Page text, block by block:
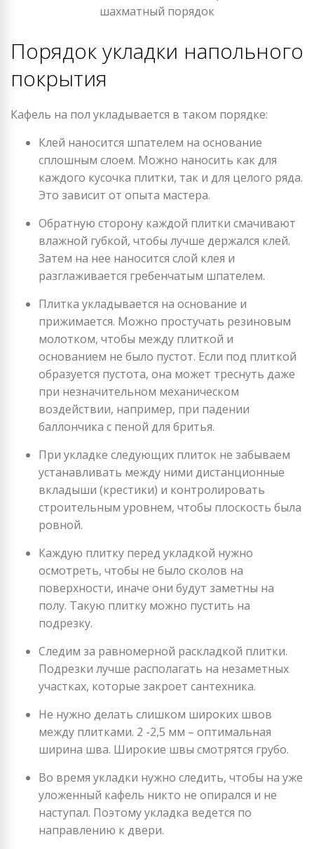
шахматный порядок
Порядок укладки напольного
покрытия
Кафель на пол укладывается в таком порядке:
Клей наносится шпателем на основание
сплошным слоем. Можно наносить как для
каждого кусочка плитки, так и для целого ряда.
Это зависит от опыта мастера.
Обратную сторону каждой плитки смачивают
влажной губкой, чтобы лучше держался клей.
Затем на нее наносится слой клея и
разглаживается гребенчатым шпателем.
Плитка укладывается на основание и
прижимается. Можно простучать резиновым
молотком, чтобы между плиткой и
основанием не было пустот. Если под плиткой
образуется пустота, она может треснуть даже
при незначительном механическом
воздействии, например, при падении
баллончика с пеной для бритья.
При укладке следующих плиток не забываем
устанавливать между ними дистанционные
вкладыши (крестики) и контролировать
строительным уровнем, чтобы плоскость была
ровной.
Каждую плитку перед укладкой нужно
осмотреть, чтобы не было сколов на
поверхности, иначе они будут заметны на
полу. Такую плитку можно пустить на
подрезку.
Следим за равномерной раскладкой плитки.
Подрезки лучше располагать на незаметных
участках, которые закроет сантехника.
Не нужно делать слишком широких швов
между плитками. 2 -2,5 мм – оптимальная
ширина шва. Широкие швы смотрятся грубо.
Во время укладки нужно следить, чтобы на уже
уложенный кафель никто не опирался и не
наступал. Поэтому укладка ведется по
направлению к двери.